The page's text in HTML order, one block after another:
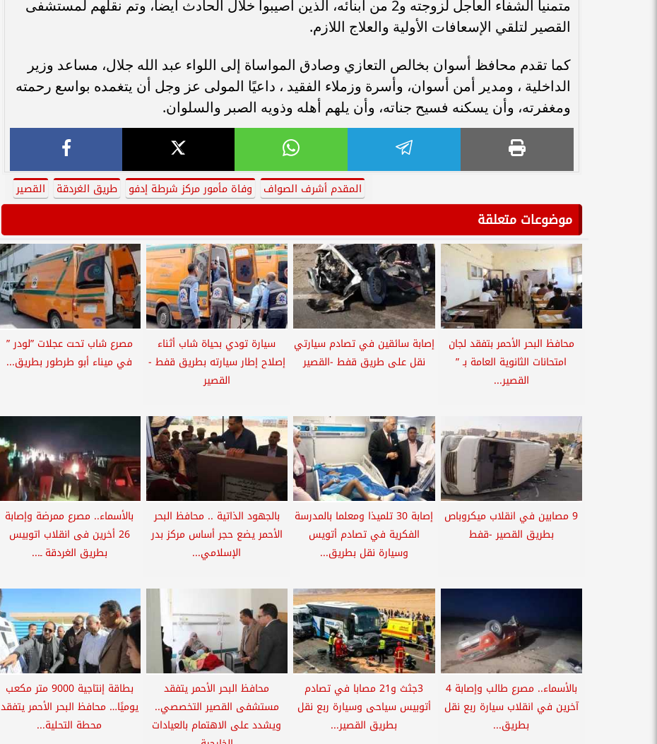
متمنيا الشفاء العاجل لزوجته و2 من أبنائه، الذين أصيبوا خلال الحادث أيضا، وتم نقلهم لمستشفى
القصير لتلقي الإسعافات الأولية والعلاج اللازم.
كما تقدم محافظ أسوان بخالص التعازي وصادق المواساة إلى اللواء عبد الله جلال، مساعد وزير
الداخلية ، ومدير أمن أسوان، وأسرة وزملاء الفقيد ، داعيًا المولى عز وجل أن يتغمده بواسع رحمته
ومغفرته، وأن يسكنه فسيح جناته، وأن يلهم أهله وذويه الصبر والسلوان.
المقدم أشرف الصواف وفاة مأمور مركز شرطة إدفو طريق الغردقة القصير
موضوعات متعلقة
محافظ البحر الأحمر بتفقد لجان
امتحانات الثانوية العامة بـ ”
القصير...
إصابة سائقين في تصادم سيارتي
نقل على طريق قفط -القصير
سيارة تودي بحياة شاب أثناء
إصلاح إطار سيارته بطريق قفط -
القصير
مصرع شاب تحت عجلات ”لودر ”
في ميناء أبو طرطور بطريق...
9 مصابين في انقلاب ميكروباص
بطريق القصير -قفط
إصابة 30 تلميذا ومعلما بالمدرسة
الفكرية في تصادم أتويس
وسيارة نقل بطريق...
بالجهود الذاتية .. محافظ البحر
الأحمر يضع حجر أساس مركز بدر
الإسلامي...
بالأسماء.. مصرع ممرضة وإصابة
26 أخرين فى انقلاب اتوبيس
بطريق الغردقة ـ...
بالأسماء.. مصرع طالب وإصابة 4
آخرين في انقلاب سيارة ربع نقل
بطريق...
3جثث و21 مصابا في تصادم
أتوبيس سياحى وسيارة ربع نقل
بطريق القصير...
محافظ البحر الأحمر يتفقد
مستشفى القصير التخصصي..
ويشدد على الاهتمام بالعيادات
بطاقة إنتاجية 9000 متر مكعب
يوميًا… محافظ البحر الأحمر يتفقد
محطة التحلية...